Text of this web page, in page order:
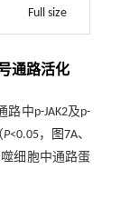
Full size
通路活化
路中p-JAK2及p-
P<0.05， 图7A、
细胞中通路蛋